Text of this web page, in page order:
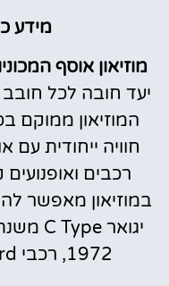
מידע
מוזיאון אוסף
יעד חובה לכל
המוזיאון ממוקם
רכבים ואופנועים
במוזיאון מאפשר
1972, רכבי T-Bird וספיטפייר נוספים.